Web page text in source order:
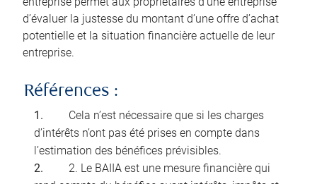
d’évaluer la justesse du montant d’une offre d’achat
potentielle et la situation financière actuelle de leur
entreprise.
Références :
Cela n’est nécessaire que si les charges
d’intérêts n’ont pas été prises en compte dans
l’estimation des bénéfices prévisibles.
2. Le BAIIA est une mesure financière qui